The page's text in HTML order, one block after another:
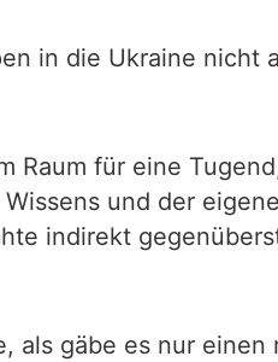
in die Ukraine nicht
Raum für eine
und der
indirekt
gäbe es nur